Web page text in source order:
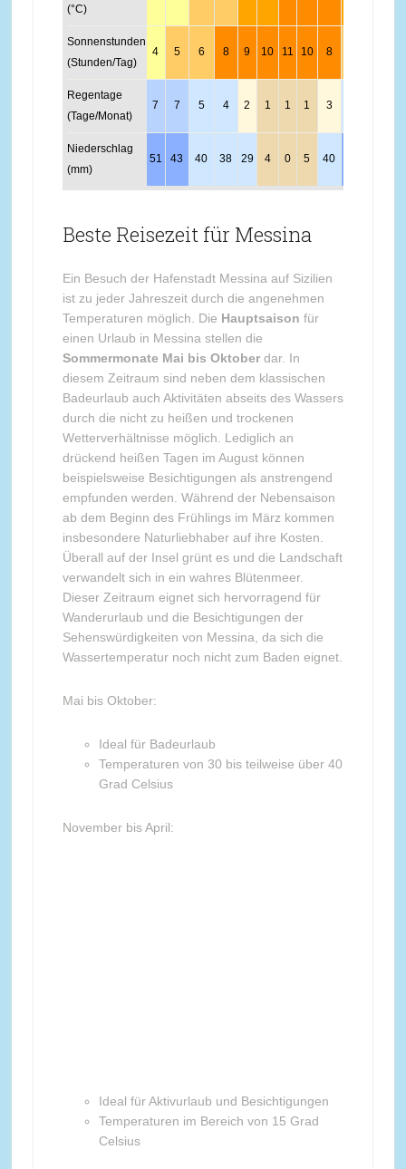
(°C)
Sonnenstunden
(Stunden/Tag)
4 5 6 8 9 10 11 10 8
Regentage
(Tage/Monat)
7 7 5 4 2 1 1 1 3
Niederschlag
(mm)
51 43 40 38 29 4 0 5 40
Beste Reisezeit für Messina
Ein Besuch der Hafenstadt Messina auf Sizilien
ist zu jeder Jahreszeit durch die angenehmen
Temperaturen möglich. Die Hauptsaison für
einen Urlaub in Messina stellen die
Sommermonate Mai bis Oktoberdar. In
diesem Zeitraum sind neben dem klassischen
Badeurlaub auch Aktivitäten abseits des Wassers
durch die nicht zu heißen und trockenen
Wetterverhältnisse möglich. Lediglich an
drückend heißen Tagen im August können
beispielsweise Besichtigungen als anstrengend
empfunden werden. Während der Nebensaison
ab dem Beginn des Frühlings im März kommen
insbesondere Naturliebhaber auf ihre Kosten.
Überall auf der Insel grünt es und die Landschaft
verwandelt sich in ein wahres Blütenmeer.
Dieser Zeitraum eignet sich hervorragend für
Wanderurlaub und die Besichtigungen der
Sehenswürdigkeiten von Messina, da sich die
Wassertemperatur noch nicht zum Baden eignet.
Mai bis Oktober:
Ideal für Badeurlaub
Temperaturen von 30 bis teilweise über 40
Grad Celsius
November bis April:
Ideal für Aktivurlaub und Besichtigungen
Temperaturen im Bereich von 15 Grad
Celsius